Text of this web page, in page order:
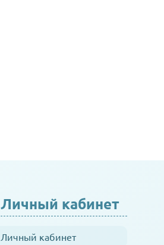
Личный кабинет
Личный кабинет